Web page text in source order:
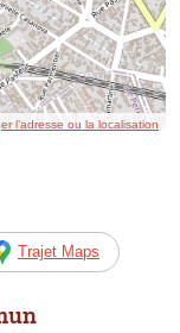
l’adresse ou la localisation
Trajet Maps